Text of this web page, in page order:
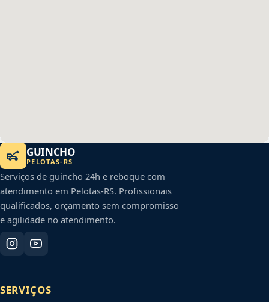
GUINCHO
PELOTAS- RS
Serviços de guincho 24h e reboque com
atendimento em Pelotas-RS. Profissionais
qualificados, orçamento sem compromisso
e agilidade no atendimento.
SERVIÇOS